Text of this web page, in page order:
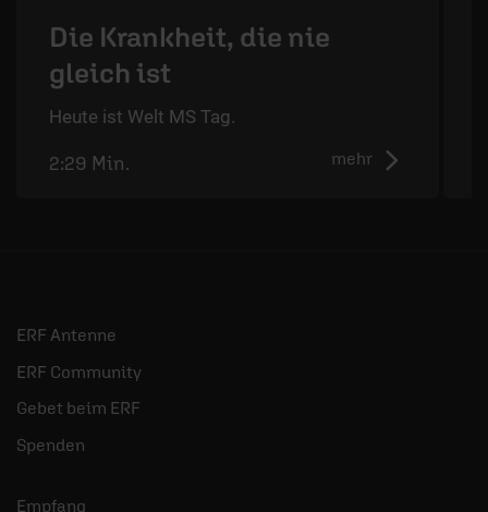
Die Krankheit, die nie
gleich ist
Heute ist Welt MS Tag.
mehr
2:29 Min.
ERF Antenne
ERF Community
Gebet beim ERF
Spenden
Empfang